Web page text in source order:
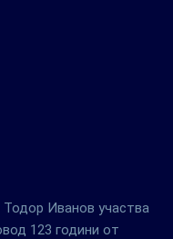
Иванов участва
123 години от